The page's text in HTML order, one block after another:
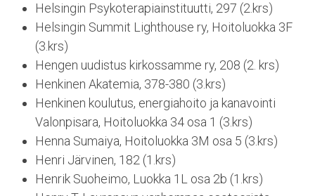
Helsingin Psykoterapiainstituutti, 297 (2.krs)
Helsingin Summit Lighthouse ry, Hoitoluokka 3F
(3.krs)
Hengen uudistus kirkossamme ry, 208 (2. krs)
Henkinen Akatemia, 378-380 (3.krs)
Henkinen koulutus, energiahoito ja kanavointi
Valonpisara, Hoitoluokka 34 osa 1 (3.krs)
Henna Sumaiya, Hoitoluokka 3M osa 5 (3.krs)
Henri Järvinen, 182 (1.krs)
Henrik Suoheimo, Luokka 1L osa 2b (1.krs)